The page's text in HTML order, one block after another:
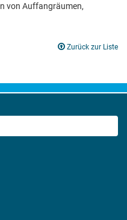
von Auffangräumen,
Zurück zur Liste